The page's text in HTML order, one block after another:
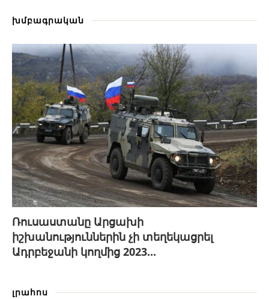
խմբագրական
Ռուսաստանը Արցախի
իշխանություններին չի տեղեկացրել
Ադրբեջանի կողմից 2023...
լրահոս